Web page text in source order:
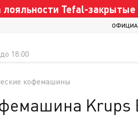
Tefal-
18:00
кофемашины
Krups